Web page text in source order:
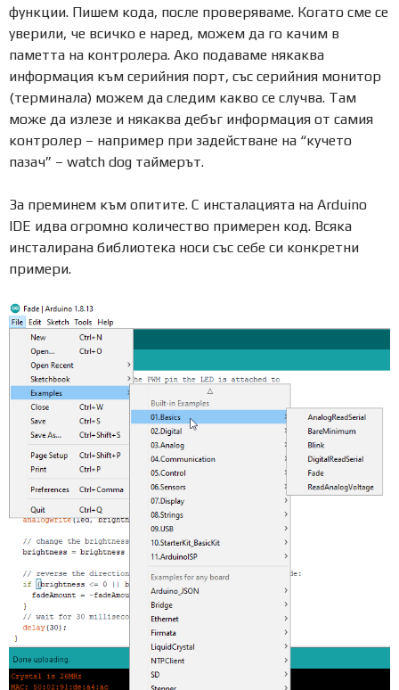
функции. Пишем кода, после проверяваме. Когато сме се
уверили, че всичко е наред, можем да го качим в
паметта на контролера. Ако подаваме някаква
информация към серийния порт, със серийния монитор
(терминала) можем да следим какво се случва. Там
може да излезе и някаква дебъг информация от самия
контролер – например при задействане на “кучето
пазач” – watch dog таймерът.
За преминем към опитите. С инсталацията на Arduino
IDE идва огромно количество примерен код. Всяка
инсталирана библиотека носи със себе си конкретни
примери.